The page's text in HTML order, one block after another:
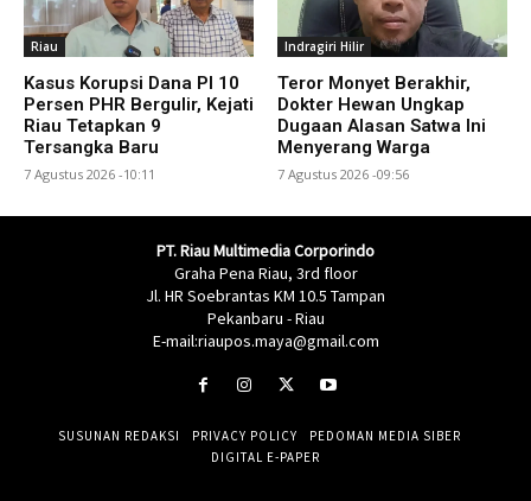
Riau
Kasus Korupsi Dana PI 10
Persen PHR Bergulir, Kejati
Riau Tetapkan 9
Tersangka Baru
7 Agustus 2026 -10:11
Indragiri Hilir
Teror Monyet Berakhir,
Dokter Hewan Ungkap
Dugaan Alasan Satwa Ini
Menyerang Warga
7 Agustus 2026 -09:56
PT. Riau Multimedia Corporindo
Graha Pena Riau, 3rd floor
Jl. HR Soebrantas KM 10.5 Tampan
Pekanbaru - Riau
E-mail:riaupos.maya@gmail.com
SUSUNAN REDAKSI PRIVACY POLICY
PEDOMAN MEDIA SIBER
DIGITAL E-PAPER